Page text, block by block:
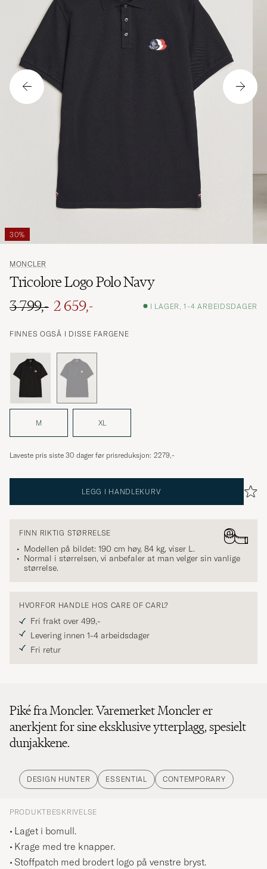
30%
MONCLER
Tricolore Logo Polo Navy
Ordinær pris
3 799,-
Nedsatt pris
2 659,- I LAGER, 1-4 ARBEIDSDAGER
FINNES OGSÅ I DISSE FARGENE
M XL
Laveste pris siste 30 dager før prisreduksjon: 2279,-
LEGG I HANDLEKURV
FINN RIKTIG STØRRELSE
Modellen på bildet: 190 cm høy, 84 kg, viser L.
Normal i størrelsen, vi anbefaler at man velger sin vanlige
størrelse.
HVORFOR HANDLE HOS CARE OF CARL?
Fri frakt over 499,-
Levering innen 1-4 arbeidsdager
Fri retur
Piké fra Moncler. Varemerket Moncler er
anerkjent for sine eksklusive ytterplagg, spesielt
dunjakkene.
DESIGN HUNTER ESSENTIAL CONTEMPORARY
PRODUKTBESKRIVELSE
Laget i bomull.
Krage med tre knapper.
Stoffpatch med brodert logo på venstre bryst.